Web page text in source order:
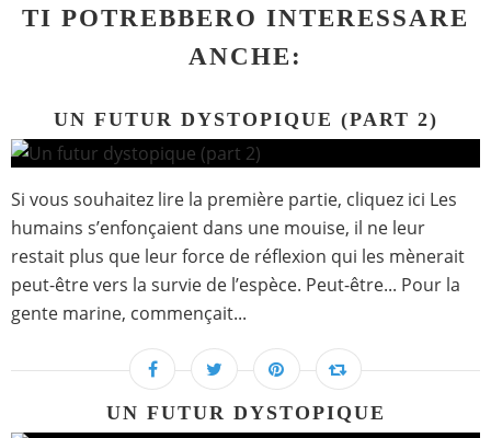
TI POTREBBERO INTERESSARE
ANCHE:
UN FUTUR DYSTOPIQUE (PART 2)
Si vous souhaitez lire la première partie, cliquez ici Les
humains s’enfonçaient dans une mouise, il ne leur
restait plus que leur force de réflexion qui les mènerait
peut-être vers la survie de l’espèce. Peut-être... Pour la
gente marine, commençait...
UN FUTUR DYSTOPIQUE